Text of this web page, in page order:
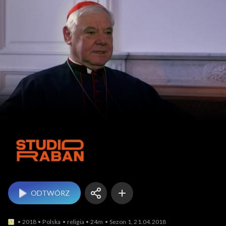
Studio Raban
ODTWÓRZ
2018 Polska religia 24m Sezon 1, 21.04.2018